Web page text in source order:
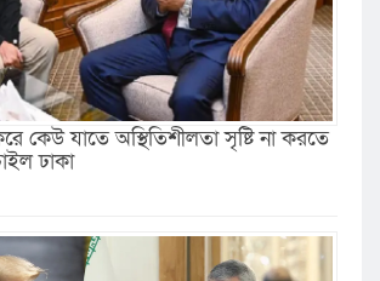
কেউ যাতে অস্থিতিশীলতা সৃষ্টি না করতে
ঢাকা